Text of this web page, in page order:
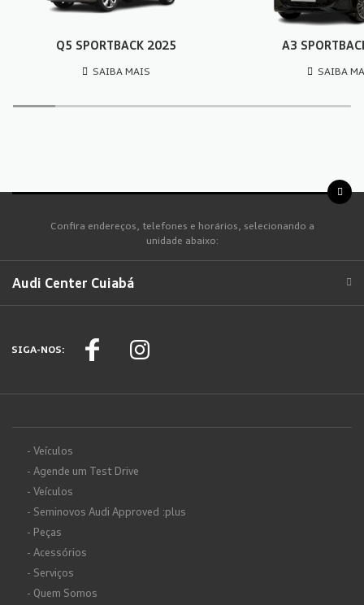
Q5 SPORTBACK 2025
SAIBA MAIS
A3
SAIBA
Confira endereços, telefones e horários, selecionando a
unidade abaixo:
Audi Center Cuiabá
SIGA-NOS:
- Veículos
- Agende um Test Drive
- Veículos
- Seminovos Audi Approved :plus
- Peças
- Acessórios
- Serviços
- Quem Somos